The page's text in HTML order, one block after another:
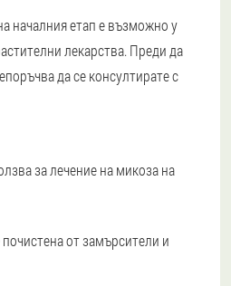
началния етап е възможно у
лекарства. Преди да
да се консултирате с
за лечение на микоза на
от замърсители и